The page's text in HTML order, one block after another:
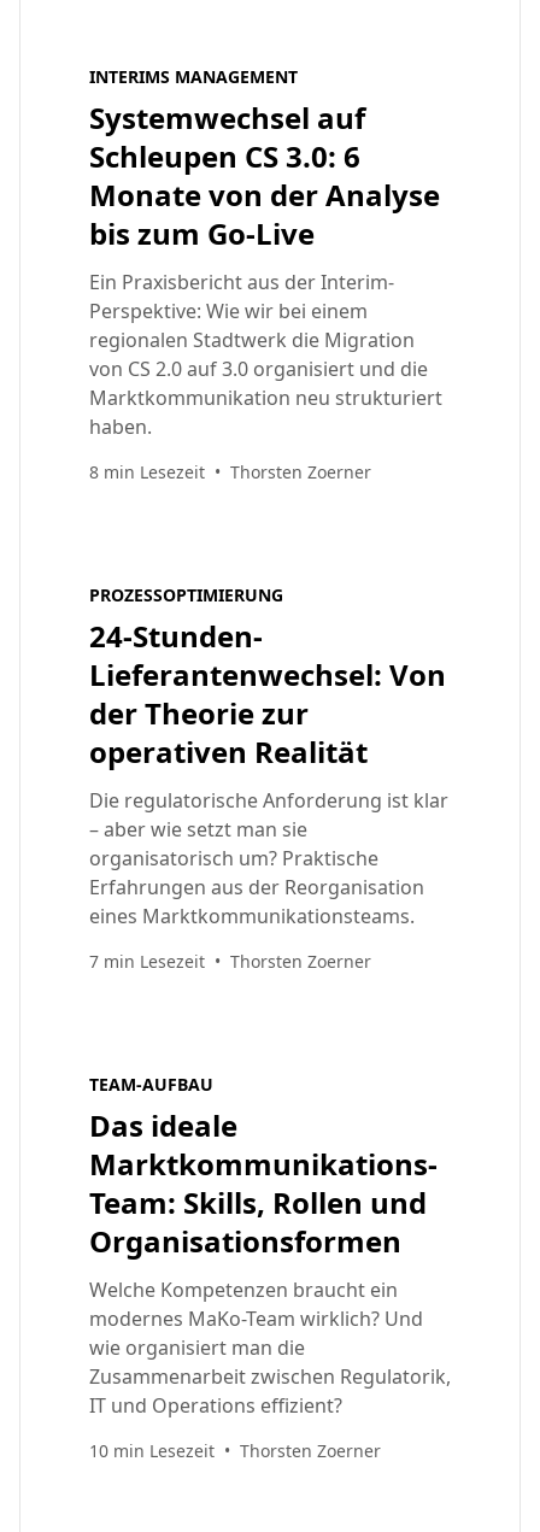
INTERIMS MANAGEMENT
Systemwechsel auf
Schleupen CS 3.0: 6
Monate von der Analyse
bis zum Go-Live
Ein Praxisbericht aus der Interim-
Perspektive: Wie wir bei einem
regionalen Stadtwerk die Migration
von CS 2.0 auf 3.0 organisiert und die
Marktkommunikation neu strukturiert
haben.
8 min Lesezeit • Thorsten Zoerner
PROZESSOPTIMIERUNG
24-Stunden-
Lieferantenwechsel: Von
der Theorie zur
operativen Realität
Die regulatorische Anforderung ist klar
– aber wie setzt man sie
organisatorisch um? Praktische
Erfahrungen aus der Reorganisation
eines Marktkommunikationsteams.
7 min Lesezeit • Thorsten Zoerner
TEAM-AUFBAU
Das ideale
Marktkommunikations-
Team: Skills, Rollen und
Organisationsformen
Welche Kompetenzen braucht ein
modernes MaKo-Team wirklich? Und
wie organisiert man die
Zusammenarbeit zwischen Regulatorik,
IT und Operations effizient?
10 min Lesezeit • Thorsten Zoerner